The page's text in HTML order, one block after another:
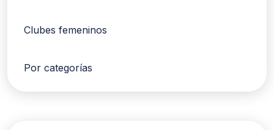
Clubes femeninos
Por categorías